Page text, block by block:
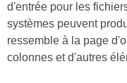
d'entrée pour les
systèmes peuvent
ressemble à la page
colonnes et d'autres